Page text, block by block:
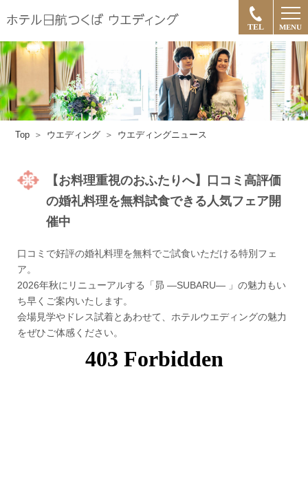
TEL MENU
Top ウエディング ウエディングニュース
【お料理重視のおふたりへ】口コミ高評価
の婚礼料理を無料試食できる人気フェア開
催中
口コミで好評の婚礼料理を無料でご試食いただける特別フェ
ア。
2026年秋にリニューアルする「昴 ―SUBARU― 」の魅力もい
ち早くご案内いたします。
会場見学やドレス試着とあわせて、ホテルウエディングの魅力
をぜひご体感ください。